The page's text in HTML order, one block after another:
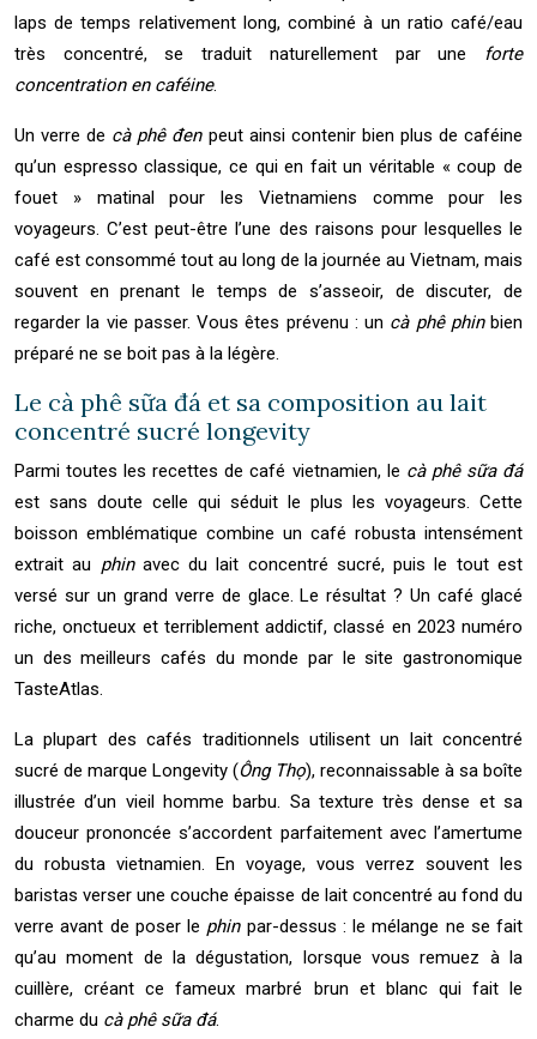
laps de temps relativement long, combiné à un ratio café/eau
très concentré, se traduit naturellement par une forte
concentration en caféine.
Un verre de cà phê đenpeut ainsi contenir bien plus de caféine
qu’un espresso classique, ce qui en fait un véritable « coup de
fouet » matinal pour les Vietnamiens comme pour les
voyageurs. C’est peut-être l’une des raisons pour lesquelles le
café est consommé tout au long de la journée au Vietnam, mais
souvent en prenant le temps de s’asseoir, de discuter, de
regarder la vie passer. Vous êtes prévenu : un cà phê phinbien
préparé ne se boit pas à la légère.
Le cà phê sữa đá et sa composition au lait
concentré sucré longevity
Parmi toutes les recettes de café vietnamien, le cà phê sữa đá
est sans doute celle qui séduit le plus les voyageurs. Cette
boisson emblématique combine un café robusta intensément
extrait au phinavec du lait concentré sucré, puis le tout est
versé sur un grand verre de glace. Le résultat ? Un café glacé
riche, onctueux et terriblement addictif, classé en 2023 numéro
un des meilleurs cafés du monde par le site gastronomique
TasteAtlas.
La plupart des cafés traditionnels utilisent un lait concentré
sucré de marque Longevity (Ông Thọ), reconnaissable à sa boîte
illustrée d’un vieil homme barbu. Sa texture très dense et sa
douceur prononcée s’accordent parfaitement avec l’amertume
du robusta vietnamien. En voyage, vous verrez souvent les
baristas verser une couche épaisse de lait concentré au fond du
verre avant de poser le phinpar-dessus : le mélange ne se fait
qu’au moment de la dégustation, lorsque vous remuez à la
cuillère, créant ce fameux marbré brun et blanc qui fait le
charme du cà phê sữa đá.